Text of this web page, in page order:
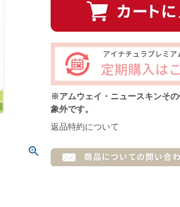
※アムウェイ・ニュースキンそ
象外です。
返品特約について